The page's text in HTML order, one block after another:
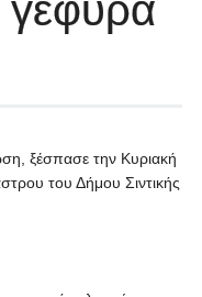
ξέσπασε την Κυριακή
του Δήμου Σιντικής